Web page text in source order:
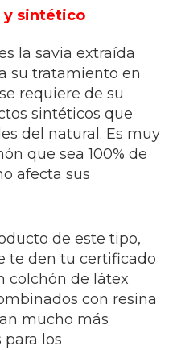
y sintético
la savia extraída
su tratamiento en
requiere de su
sintéticos que
del natural. Es muy
que sea 100% de
afecta sus
de este tipo,
te den tu certificado
colchón de látex
con resina
mucho más
los